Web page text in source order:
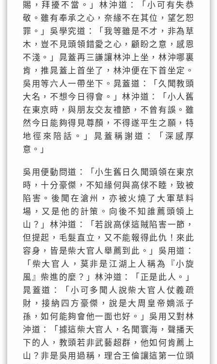
賜，拜擾不當。」林沖道：「小可有失恭
敬。雖有奉承之心，奈緣不在其位，望乞恕
罪。」吳學究道：「我等雖是不才，非為草
木，豈不見頭領錯愛之心，顧盼之意，感恩
不淺。」晁蓋再三謙讓林沖上坐，林沖哪裏
肯，推晁蓋上首坐了，林沖便在下首坐定。
吳用等六人一帶坐下。晁蓋道：「久聞教頭
大名，不想今日得會。」林沖道：「小人舊
在東京時，與朋友交友禮節，不曾有誤。雖
然今日能夠得見尊顏，不得遂平生之願，特
地徑來陪話。」晁蓋稱謝道：「深感厚
意。」
吳用便動問道：「小生舊日久聞頭領在東京
時，十分豪傑，不知緣何與高俅不睦，致被
陷害。後聞在滄州，亦被火燒了大軍草料
場，又是他的計策。向後不知誰薦頭領上
山？」林沖道：「若說高俅這賊陷害一節，
但提起，毛髮直立，又不能報得此仇！來此
容身，皆是柴大官人舉薦到此。」吳用道：
「柴大官人，莫非是江湖上人稱為『小旋
風』柴進的麼？」林沖道：「正是此人。」
晁蓋道：「小可多聞人說柴大官人仗義疏
財，接納四方豪傑，說是大周皇帝嫡派子
孫，如何能夠會他一面也好。」吳用又對林
沖道：「據這柴大官人，名聞寰海，聲播天
下的人，教頭若非武藝超群，他如何肯薦上
山？非是吳用過稱，理合王倫讓這第一位頭